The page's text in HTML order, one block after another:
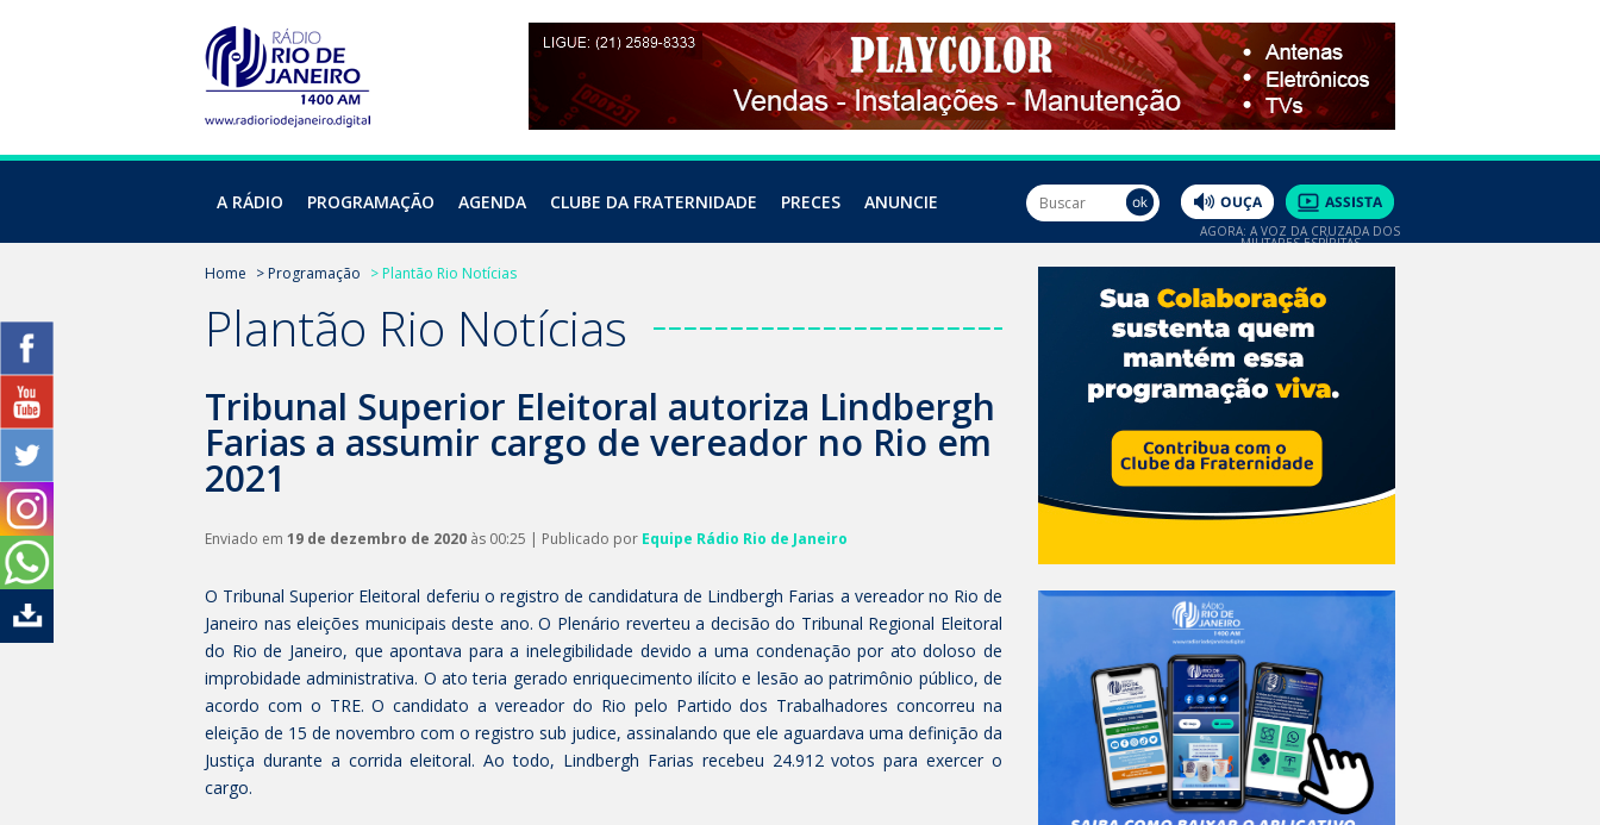
A RÁDIO PROGRAMAÇÃO AGENDA CLUBE DA FRATERNIDADE PRECES ANUNCIE
AGORA: A VOZ DA CRUZADA DOS
MILITARES ESPÍRITAS
Home > Programação > Plantão Rio Notícias
Plantão Rio Notícias
Tribunal Superior Eleitoral autoriza Lindbergh
Farias a assumir cargo de vereador no Rio em
2021
Enviado em 19 de dezembro de 2020 às 00:25 | Publicado por Equipe Rádio Rio de Janeiro
O Tribunal Superior Eleitoral deferiu o registro de candidatura de Lindbergh Farias a vereador no Rio de
Janeiro nas eleições municipais deste ano. O Plenário reverteu a decisão do Tribunal Regional Eleitoral
do Rio de Janeiro, que apontava para a inelegibilidade devido a uma condenação por ato doloso de
improbidade administrativa. O ato teria gerado enriquecimento ilícito e lesão ao patrimônio público, de
acordo com o TRE. O candidato a vereador do Rio pelo Partido dos Trabalhadores concorreu na
eleição de 15 de novembro com o registro sub judice, assinalando que ele aguardava uma definição da
Justiça durante a corrida eleitoral. Ao todo, Lindbergh Farias recebeu 24.912 votos para exercer o
cargo.